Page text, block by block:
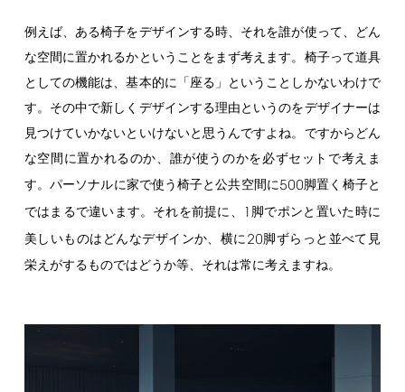
例えば、ある椅子をデザインする時、それを誰が使って、どん
な空間に置かれるかということをまず考えます。椅子って道具
としての機能は、基本的に「座る」ということしかないわけで
す。その中で新しくデザインする理由というのをデザイナーは
見つけていかないといけないと思うんですよね。ですからどん
な空間に置かれるのか、誰が使うのかを必ずセットで考えま
す。パーソナルに家で使う椅子と公共空間に500脚置く椅子と
ではまるで違います。それを前提に、
1 脚でポンと置いた時に
美しいものはどんなデザインか、横に20脚ずらっと並べて見
栄えがするものではどうか等、それは常に考えますね。